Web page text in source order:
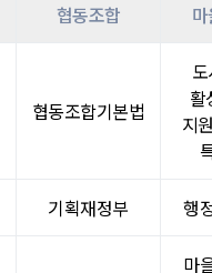
협동조합
협동조합기본법
활
지
기획재정부 행
마